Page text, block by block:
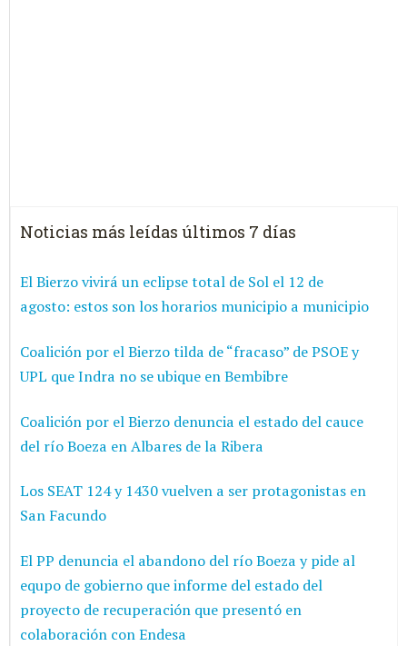
Noticias más leídas últimos 7 días
El Bierzo vivirá un eclipse total de Sol el 12 de
agosto: estos son los horarios municipio a municipio
Coalición por el Bierzo tilda de “fracaso” de PSOE y
UPL que Indra no se ubique en Bembibre
Coalición por el Bierzo denuncia el estado del cauce
del río Boeza en Albares de la Ribera
Los SEAT 124 y 1430 vuelven a ser protagonistas en
San Facundo
El PP denuncia el abandono del río Boeza y pide al
equpo de gobierno que informe del estado del
proyecto de recuperación que presentó en
colaboración con Endesa